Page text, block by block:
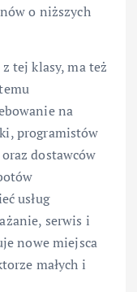
o niższych
tej klasy, ma też
na
programistów
dostawców
usług
serwis i
nowe miejsca
małych i